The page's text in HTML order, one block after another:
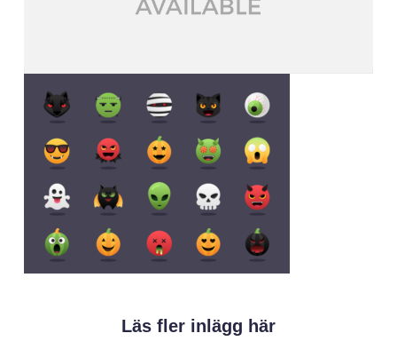
Läs fler inlägg här